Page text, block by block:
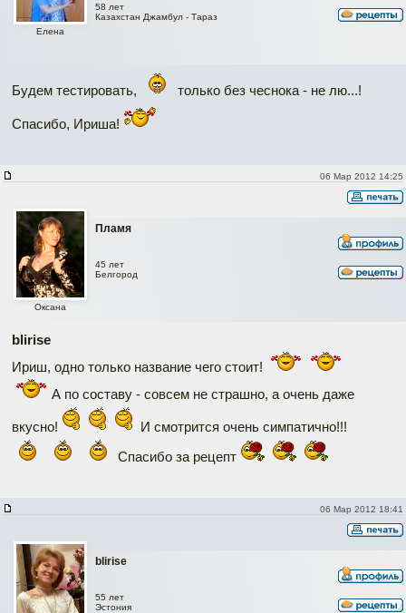
Елена
58 лет
Казахстан Джамбул - Тараз
Будем тестировать, только без чеснока - не лю...!
Спасибо, Ириша!
06 Мар 2012 14:25
Пламя
Оксана
45 лет
Белгород
blirise
Ириш, одно только название чего стоит!
А по составу - совсем не страшно, а очень даже
вкусно!
И смотрится очень симпатично!!!
Спасибо за рецепт
06 Мар 2012 18:41
blirise
55 лет
Эстония